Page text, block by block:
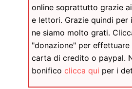
online soprattutto grazie
e lettori. Grazie quindi
ne siamo molto grati.
"donazione" per
carta di credito o paypal.
bonifico clicca qui per i